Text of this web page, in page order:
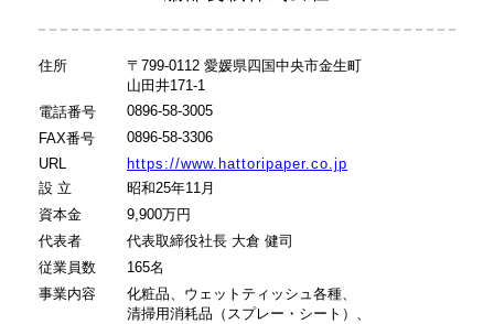
住所
〒799-0112 愛媛県四国中央市金生町
山田井171-1
電話番号
0896-58-3005
FAX番号
0896-58-3306
URL
https://www.hattoripaper.co.jp
設 立
昭和25年11月
資本金
9,900万円
代表者
代表取締役社長 大倉 健司
従業員数
165名
事業内容
化粧品、ウェットティッシュ各種、
清掃用消耗品（スプレー・シート）、